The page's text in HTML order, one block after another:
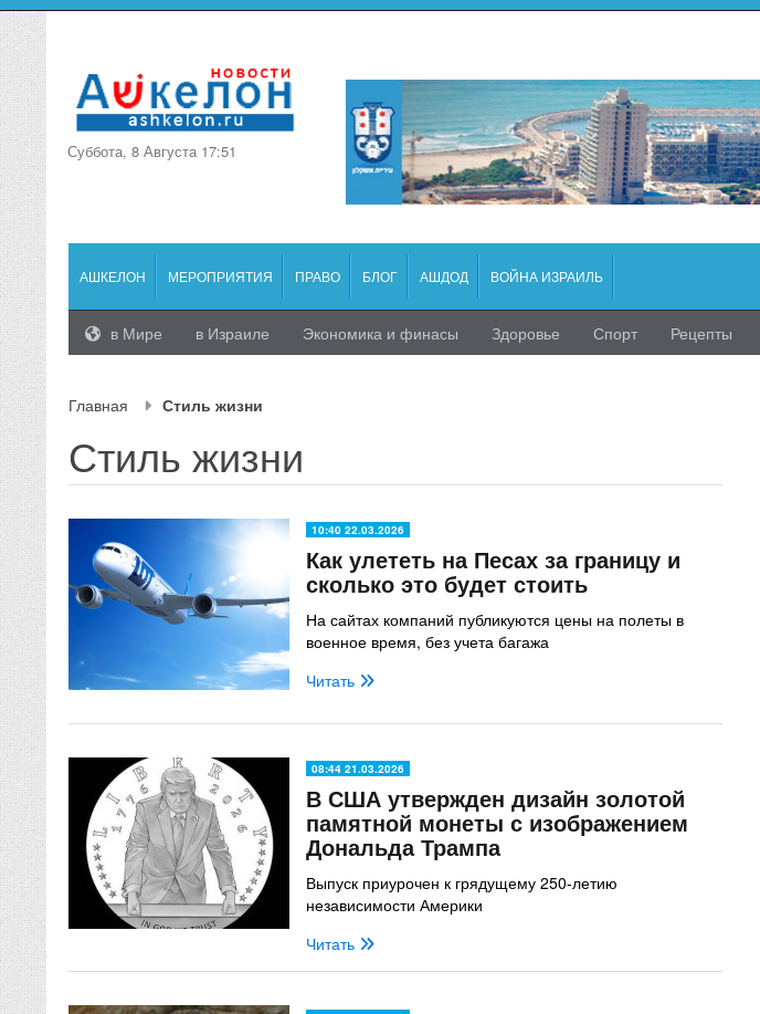
Суббота, 8 Августа 17:51
АШКЕЛОН МЕРОПРИЯТИЯ ПРАВО БЛОГ АШДОД ВОЙНА ИЗРАИЛЬ
в Мире в Израиле Экономика и финасы Здоровье Спорт Рецепты
Главная Стиль жизни
Стиль жизни
10:40 22.03.2026
Как улететь на Песах за границу и
сколько это будет стоить
На сайтах компаний публикуются цены на полеты в
военное время, без учета багажа
Читать
08:44 21.03.2026
В США утвержден дизайн золотой
памятной монеты с изображением
Дональда Трампа
Выпуск приурочен к грядущему 250-летию
независимости Америки
Читать